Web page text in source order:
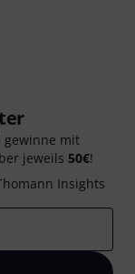
gewinne mit
jeweils 50€!
Insights